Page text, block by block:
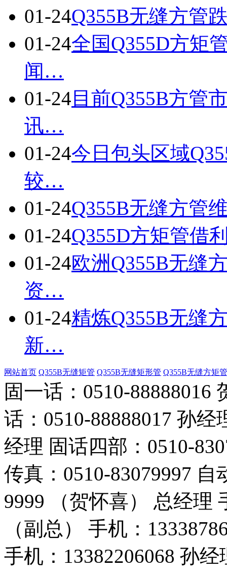
01-24Q355B无缝方管
01-24全国Q355D方矩
闻…
01-24 目前Q355B方管
讯…
01-24今日包头区域
较…
01-24Q355B无缝方管
01-24Q355D方矩管借
01-24欧洲Q355B无缝
资…
01-24精炼Q355B无缝
新…
网站首页 Q355B无缝矩管 Q355B无缝矩形管 Q355B无缝方矩管
固一话：0510-88888016
话：0510-88888017 孙经
经理 固话四部：0510-
传真：0510-83079997
9999 （贺怀喜） 总经理
（副总） 手机：
手机：13382206068 孙